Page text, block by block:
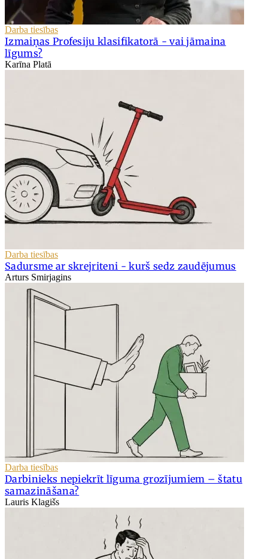
Darba tiesības
Izmaiņas Profesiju klasifikatorā - vai jāmaina
līgums?
Karīna Platā
Darba tiesības
Sadursme ar skrejriteni - kurš sedz zaudējumus
Arturs Smirjagins
Darba tiesības
Darbinieks nepiekrīt līguma grozījumiem – štatu
samazināšana?
Lauris Klagišs